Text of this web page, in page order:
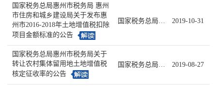
国家税务总局惠州市税务局 惠州
市住房和城乡建设局关于发布惠
州市2016-2018年土地增值税扣除
项目金额标准的公告
国家税务总局惠州市税务局 惠州市住房和城乡建设局公告2019年第6号 2019-10-31
国家税务总局惠州市税务局关于
转让农村集体留用地土地增值税
核定征收率的公告
国家税务总局惠州市税务局公告 2019年第5号 2019-08-27